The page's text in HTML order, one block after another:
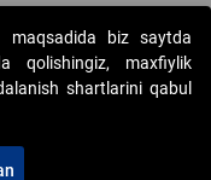
tashkil etish"
maqsadida biz saytda
qolishingiz, maxfiylik
shartlarini qabul